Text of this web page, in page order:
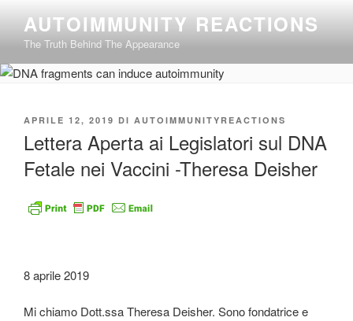
contenuto
AUTOIMMUNITY REACTIONS
The Truth Behind The Appearance
PUBBLICATO
APRILE 12, 2019 DI AUTOIMMUNITYREACTIONS
Lettera Aperta ai Legislatori sul DNA
Fetale nei Vaccini -Theresa Deisher
8 aprile 2019
Mi chiamo Dott.ssa Theresa Deisher. Sono fondatrice e